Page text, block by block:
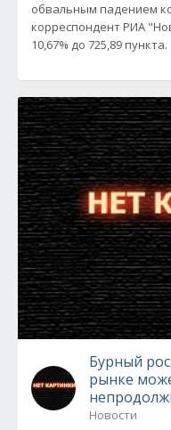
обвальным падением
корреспондент РИА
10,67% до 725,89 пункта.
Бурный
рынке
Новости